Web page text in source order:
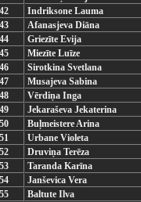
42
Indriksone Lauma
43
Afanasjeva Diāna
44
Griezīte Evija
45
Miezīte Luīze
46
Sirotkina Svetlana
47
Musajeva Sabina
48
Vērdiņa Inga
49
Jekaraševa Jekaterina
50
Buļmeistere Arina
51
Urbane Violeta
52
Druviņa Terēza
53
Taranda Karīna
54
Janševica Vera
55
Baltute Ilva